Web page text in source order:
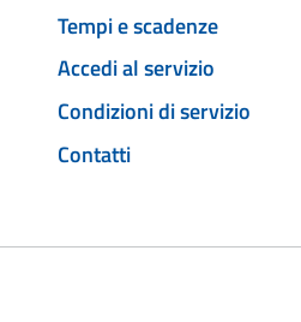
Tempi e scadenze
Accedi al servizio
Condizioni di servizio
Contatti